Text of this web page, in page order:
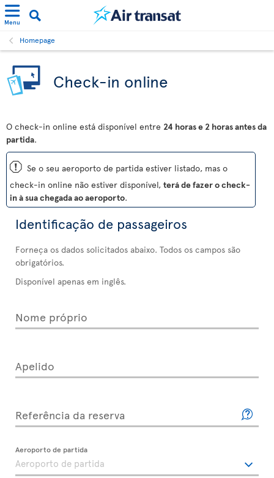
Menu
Homepage
Check-in online
O check-in online está disponível entre 24 horas e 2 horas antes da
partida.
ü Se o seu aeroporto de partida estiver listado, mas o
check-in online não estiver disponível, terá de fazer o check-
in à sua chegada ao aeroporto.
Identificação de passageiros
Forneça os dados solicitados abaixo. Todos os campos são
obrigatórios.
Disponível apenas em inglês.
Nome próprio
Apelido
Referência da reserva
Aeroporto de partida